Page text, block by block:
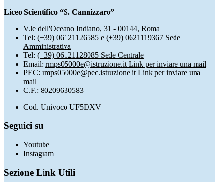
Liceo Scientifico “S. Cannizzaro”
V.le dell'Oceano Indiano, 31 - 00144, Roma
Tel: (+39) 06121126585 e (+39) 0621119367 Sede
Amministrativa
Tel: (+39) 06121128085 Sede Centrale
Email: rmps05000e@istruzione.it Link per inviare una mail
PEC: rmps05000e@pec.istruzione.it Link per inviare una
mail
C.F.: 80209630583
Cod. Univoco UF5DXV
Seguici su
Youtube
Instagram
Sezione Link Utili